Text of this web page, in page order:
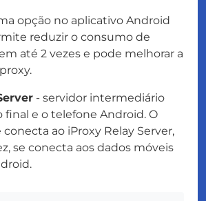
opção no aplicativo Android
reduzir o consumo de
até 2 vezes e pode melhorar a
- servidor intermediário
final e o telefone Android. O
ao iProxy Relay Server,
se conecta aos dados móveis